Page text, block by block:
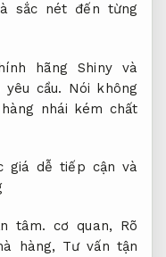
sắc nét đến từng
hãng Shiny và
cầu. Nói không
hàng nhái kém chất
giá dễ tiếp cận và
tâm. cơ quan, Rõ
hàng, Tư vấn tận